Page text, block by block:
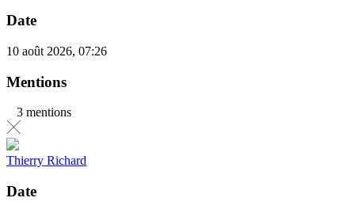
Date
10 août 2026, 07:26
Mentions
3 mentions
Thierry Richard
Date